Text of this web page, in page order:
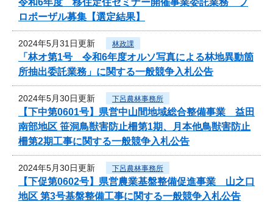
ロポーザル募集【選定結果】
2024年5月31日更新 林政課
「林オ第1号 令和6年度オルソ写真による林地異動箇
所抽出委託業務」に関する一般競争入札公告
2024年5月30日更新 下呂農林事務所
【下中第0601号】県営中山間地域総合整備事業 益田
南部地区 笹洞鳥獣害防止柵第1期、月本他鳥獣害防止
柵第2期工事に関する一般競争入札公告
2024年5月30日更新 下呂農林事務所
【下促第0602号】県営農業基盤整備促進事業 山之口
地区 第3号基盤整備工事に関する一般競争入札公告